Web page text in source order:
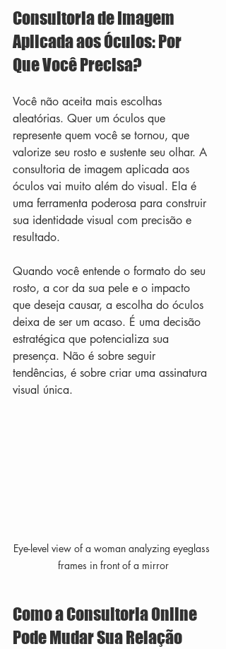
Consultoria de Imagem
Aplicada aos Óculos: Por
Que Você Precisa?
Você não aceita mais escolhas
aleatórias. Quer um óculos que
represente quem você se tornou, que
valorize seu rosto e sustente seu olhar. A
consultoria de imagem aplicada aos
óculos vai muito além do visual. Ela é
uma ferramenta poderosa para construir
sua identidade visual com precisão e
resultado.
Quando você entende o formato do seu
rosto, a cor da sua pele e o impacto
que deseja causar, a escolha do óculos
deixa de ser um acaso. É uma decisão
estratégica que potencializa sua
presença. Não é sobre seguir
tendências, é sobre criar uma assinatura
visual única.
Eye-level view of a woman analyzing eyeglass
frames in front of a mirror
Como a Consultoria Online
Pode Mudar Sua Relação